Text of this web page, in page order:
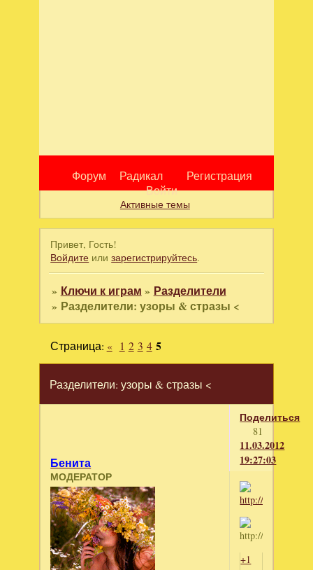
Форум Радикал
Регистрация
Войти
Активные темы
Привет, Гость!
Войдите илизарегистрируйтесь.
» Ключи к играм » Разделители
» Разделители: узоры & стразы <
Разделители: узоры & стразы <
Страница: « 1 2 3 4 5
Поделиться
81
11.03.2012
19:27:03
Бенита
МОДЕРАТОР
+1